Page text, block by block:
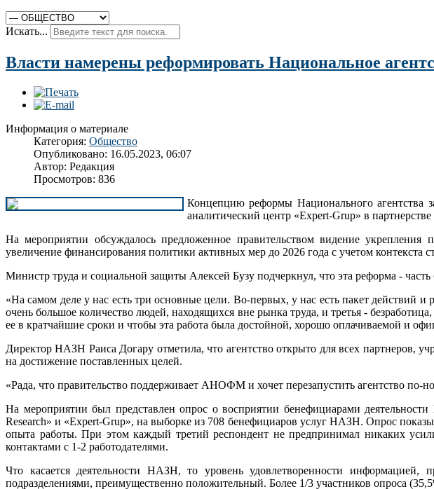
Искать...
Власти намерены реформировать Национальное
Информация о материале
Категория: Общество
Опубликовано: 16.05.2023, 06:07
Автор: Редакция
Просмотров: 836
Концепцию реформы Национального агентства
аналитический центр «Expert-Grup» в
На мероприятии обсуждалось предложенное правительством видение
увеличение финансирования политики активных мер до 2026 года с учетом контекста
Министр труда и социальной защиты Алексей Бузу подчеркнул, что эта реформа -
«На самом деле у нас есть три основные цели. Во-первых, у нас есть пакет действий
очень большое количество людей, находящихся вне рынка труда, и третья -
ее в кратчайшие сроки и чтобы эта работа была достойной, хорошо оплачиваемой и
Директор НАЗН Раиса Догару отметила, что агентство открыто для всех партнеров,
на достижение поставленных целей.
«Рада, что правительство поддерживает АНОФМ и хочет перезапустить агентство по-
На мероприятии был представлен опрос о восприятии бенефициарами
Research» и «Expert-Grup», на выборке из 708 бенефициаров услуг НАЗН. Опрос
опыта работы. При этом каждый третий респондент не предпринимал никаких
контактами с 1-2 работодателями.
Что касается деятельности НАЗН, то уровень удовлетворенности
подразделениями, преимущественно положительный. Более 1/3 участников опроса